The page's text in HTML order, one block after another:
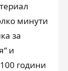
минути
за
и
години